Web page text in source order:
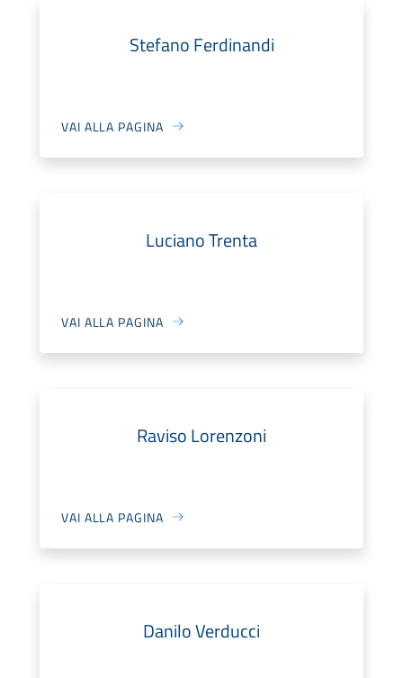
Stefano Ferdinandi
VAI ALLA PAGINA
Luciano Trenta
VAI ALLA PAGINA
Raviso Lorenzoni
VAI ALLA PAGINA
Danilo Verducci